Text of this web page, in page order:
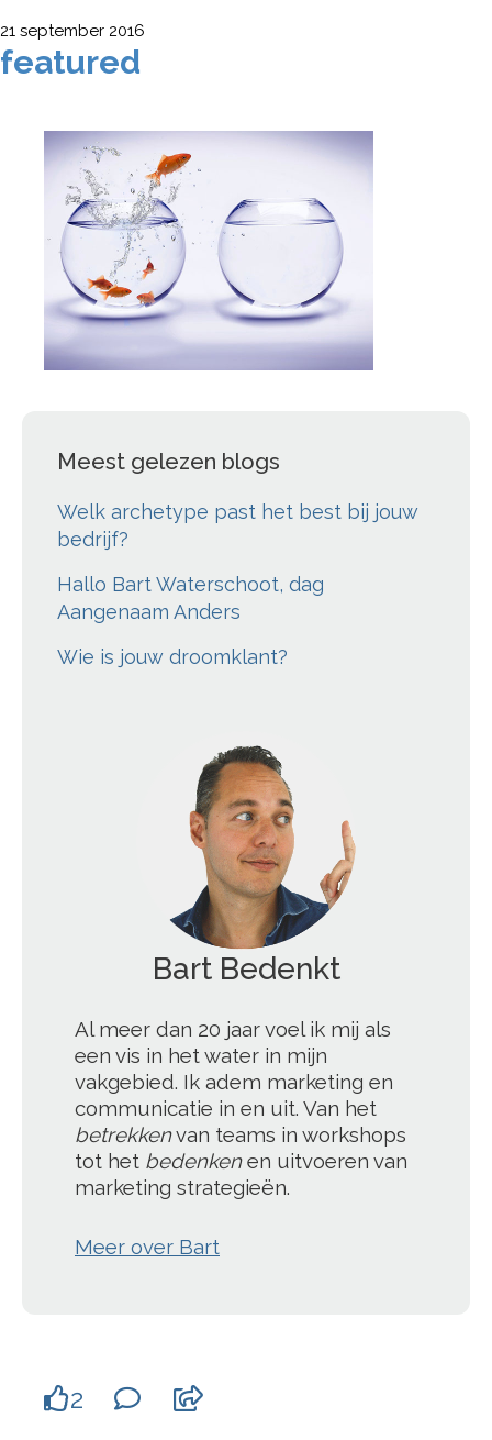
21 september 2016
featured
Meest gelezen blogs
Welk archetype past het best bij jouw
bedrijf?
Hallo Bart Waterschoot, dag
Aangenaam Anders
Wie is jouw droomklant?
';
Bart Bedenkt
Al meer dan 20 jaar voel ik mij als
een vis in het water in mijn
vakgebied. Ik adem marketing en
communicatie in en uit. Van het
betrekkenvan teams in workshops
tot het bedenkenen uitvoeren van
marketing strategieën.
Meer over Bart
2